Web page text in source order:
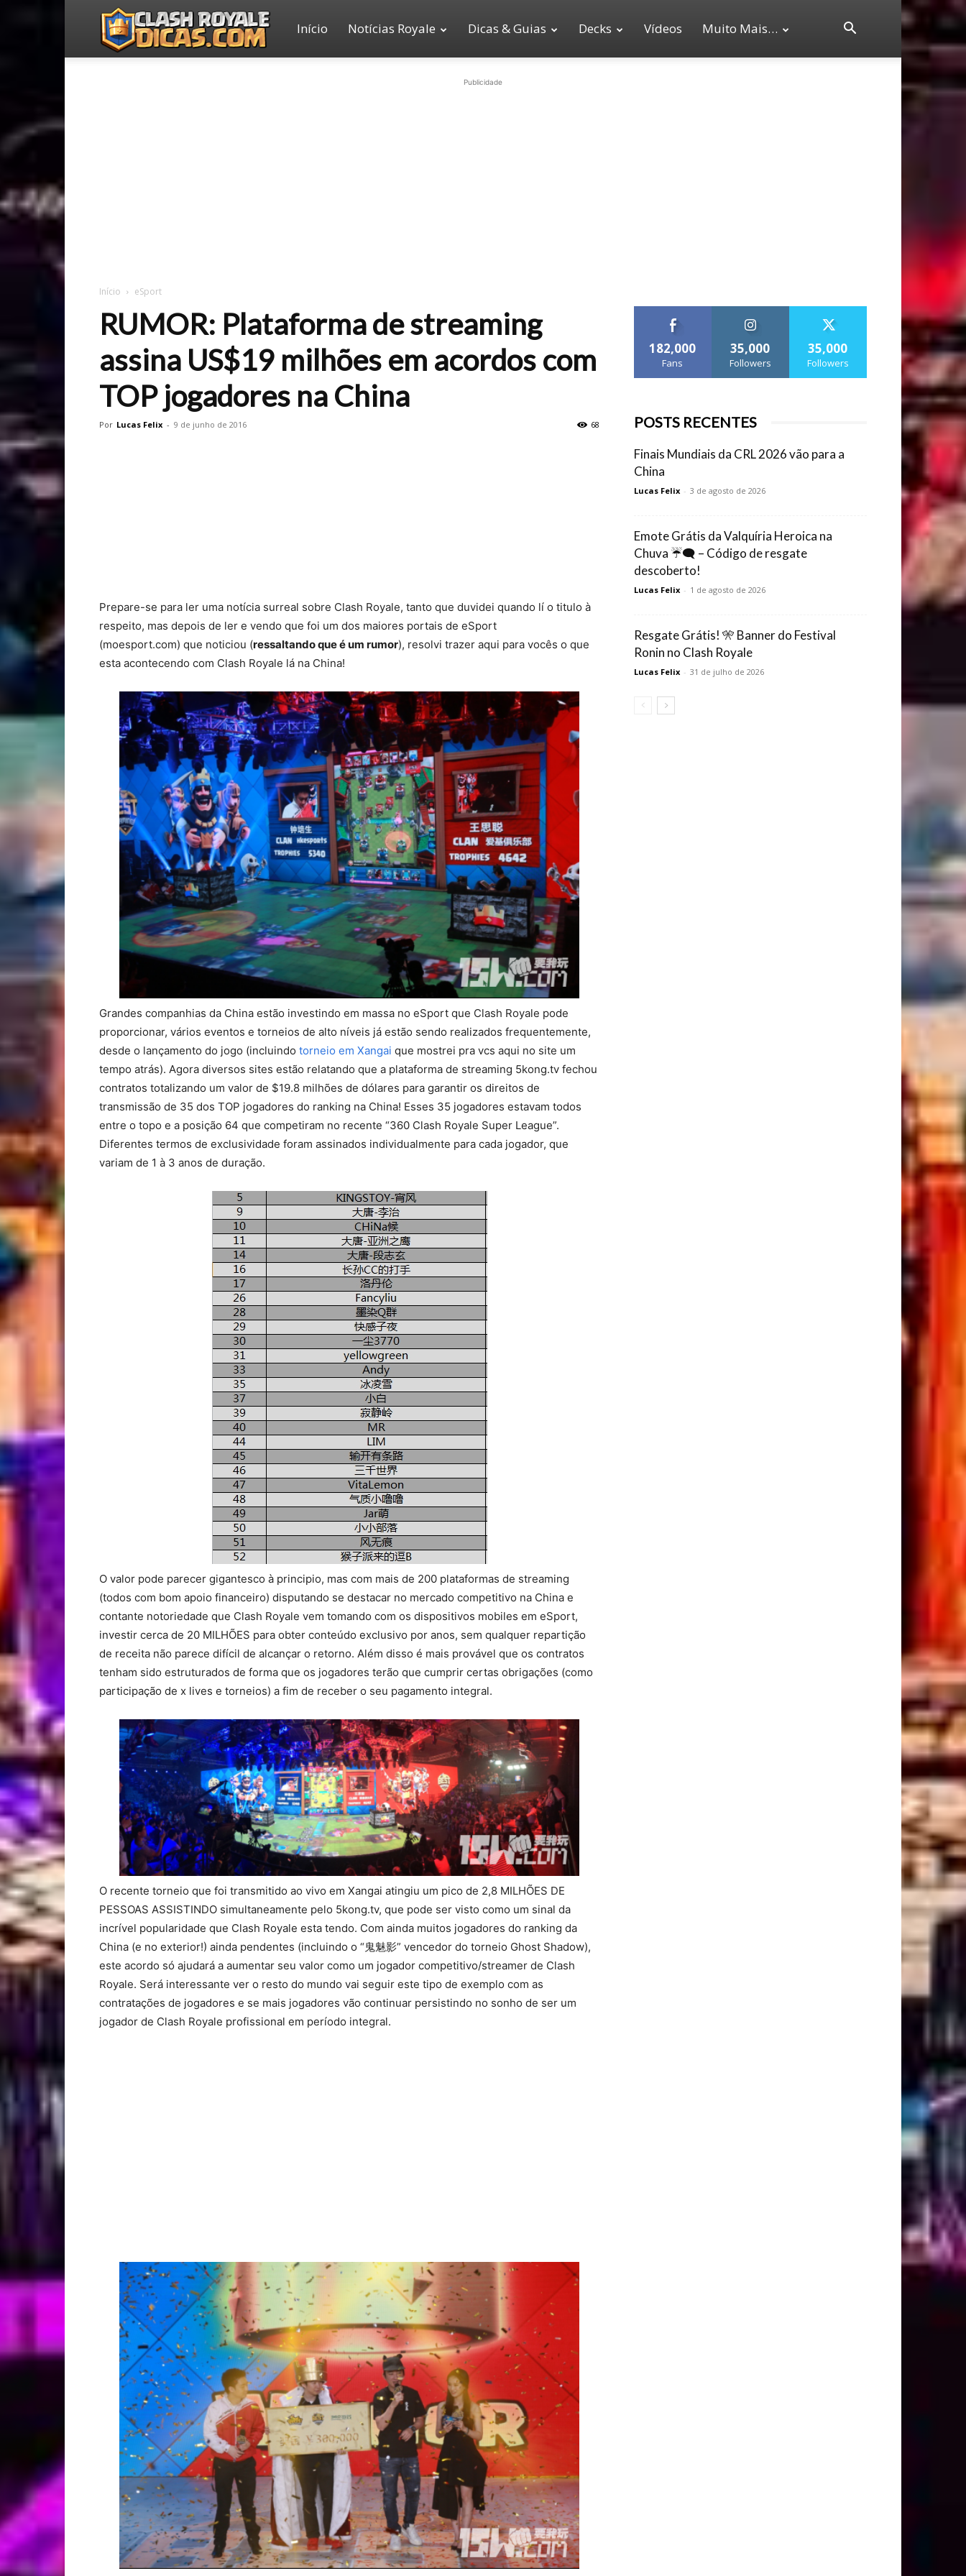
Clash
Início Notícias Royale Dicas & Guias Decks Vídeos Muito Mais…
Publicidade
Início eSport
RUMOR: Plataforma de streaming
assina US$19 milhões em acordos com
TOP jogadores na China
Por Lucas Felix - 9 de junho de 2016 68
Prepare-se para ler uma notícia surreal sobre Clash Royale, tanto que duvidei quando lí o titulo à
respeito, mas depois de ler e vendo que foi um dos maiores portais de eSport
(moesport.com) que noticiou (ressaltando que é um rumor), resolvi trazer aqui para vocês o que
esta acontecendo com Clash Royale lá na China!
Grandes companhias da China estão investindo em massa no eSport que Clash Royale pode
proporcionar, vários eventos e torneios de alto níveis já estão sendo realizados frequentemente,
desde o lançamento do jogo (incluindo torneio em Xangai que mostrei pra vcs aqui no site um
tempo atrás). Agora diversos sites estão relatando que a plataforma de streaming 5kong.tv fechou
contratos totalizando um valor de $19.8 milhões de dólares para garantir os direitos de
transmissão de 35 dos TOP jogadores do ranking na China! Esses 35 jogadores estavam todos
entre o topo e a posição 64 que competiram no recente “360 Clash Royale Super League”.
Diferentes termos de exclusividade foram assinados individualmente para cada jogador, que
variam de 1 à 3 anos de duração.
O valor pode parecer gigantesco à principio, mas com mais de 200 plataformas de streaming
(todos com bom apoio financeiro) disputando se destacar no mercado competitivo na China e
contante notoriedade que Clash Royale vem tomando com os dispositivos mobiles em eSport,
investir cerca de 20 MILHÕES para obter conteúdo exclusivo por anos, sem qualquer repartição
de receita não parece difícil de alcançar o retorno. Além disso é mais provável que os contratos
tenham sido estruturados de forma que os jogadores terão que cumprir certas obrigações (como
participação de x lives e torneios) a fim de receber o seu pagamento integral.
O recente torneio que foi transmitido ao vivo em Xangai atingiu um pico de 2,8 MILHÕES DE
PESSOAS ASSISTINDO simultaneamente pelo 5kong.tv, que pode ser visto como um sinal da
incrível popularidade que Clash Royale esta tendo. Com ainda muitos jogadores do ranking da
China (e no exterior!) ainda pendentes (incluindo o “鬼魅影” vencedor do torneio Ghost Shadow),
este acordo só ajudará a aumentar seu valor como um jogador competitivo/streamer de Clash
Royale. Será interessante ver o resto do mundo vai seguir este tipo de exemplo com as
contratações de jogadores e se mais jogadores vão continuar persistindo no sonho de ser um
jogador de Clash Royale profissional em período integral.
182,000
Fans
35,000
Followers
35,000
Followers
POSTS RECENTES
Finais Mundiais da CRL 2026 vão para a
China
Lucas Felix - 3 de agosto de 2026
Emote Grátis da Valquíria Heroica na
Chuva ☔🗨️ – Código de resgate
descoberto!
Lucas Felix - 1 de agosto de 2026
Resgate Grátis! 🎌 Banner do Festival
Ronin no Clash Royale
Lucas Felix - 31 de julho de 2026